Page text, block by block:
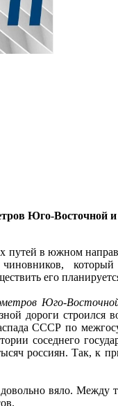
Юго-Восточной
путей в южном
его
Юго-
дороги
СССР по
соседнего
россиян. Так, к
вяло. Между